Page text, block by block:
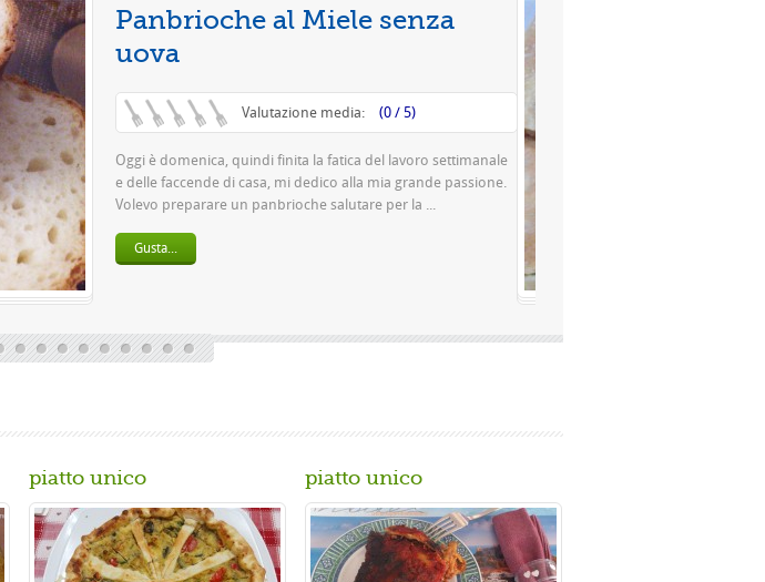
Pizza con la scarola
Questa è una pizza famosissima a Napoli Ingredienti Per la
pasta 500 g di farina rimacinata a pietra 0 10 g di lievito di
Gusta...
piatto unico piatto unico